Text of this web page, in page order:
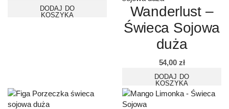
DODAJ DO
KOSZYKA
Wanderlust –
Świeca Sojowa
duża
54,00 zł
DODAJ DO
KOSZYKA